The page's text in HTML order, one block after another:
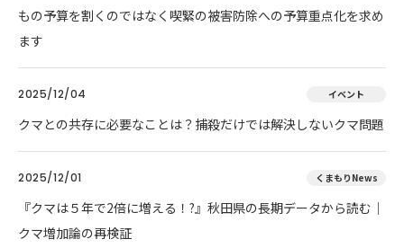
もの予算を割くのではなく喫緊の被害防除への予算重点化を求め
ます
2025/12/04 イベント
クマとの共存に必要なことは？捕殺だけでは解決しないクマ問題
2025/12/01 くまもりNews
『クマは５年で2倍に増える！?』秋田県の長期データから読む｜
クマ増加論の再検証